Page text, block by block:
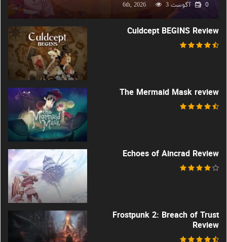
آگوست 6th, 2026 3 0
Culdcept BEGINS Review
The Mermaid Mask review
Echoes of Aincrad Review
Frostpunk 2: Breach of Trust
Review